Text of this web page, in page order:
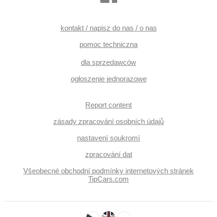
kontakt / napisz do nas / o nas
pomoc techniczna
dla sprzedawców
ogłoszenie jednorazowe
Report content
zásady zpracování osobních údajů
nastavení soukromí
zpracování dat
Všeobecné obchodní podmínky internetových stránek
TipCars.com